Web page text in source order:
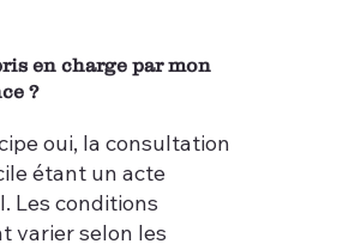
en charge par mon
?
oui, la consultation
étant un acte
Les conditions
varier selon les